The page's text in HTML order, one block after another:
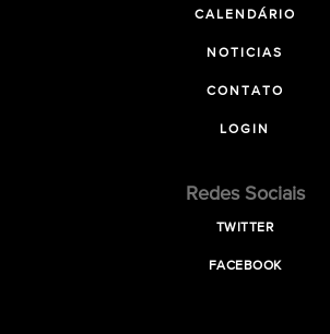
CALENDÁRIO
NOTICIAS
CONTATO
LOGIN
Redes Sociais
TWITTER
FACEBOOK